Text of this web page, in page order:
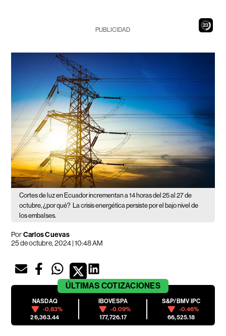
21
PUBLICIDAD
Cortes de luz en Ecuador incrementan a 14 horas del 25 al 27 de
octubre, ¿por qué? La crisis energética persiste por el bajo nivel de
los embalses.
PorCarlos Cuevas
25 de octubre, 2024 | 10:48 AM
ÚLTIMAS COTIZACIONES
NASDAQ
-0.83%
26,363.44
IBOVESPA
-0.09%
177,726.17
S&P/BMV IPC
-0.46%
66,525.18